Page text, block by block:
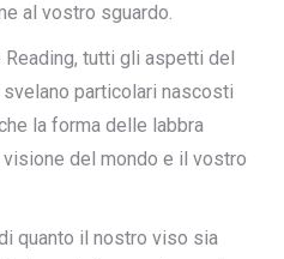
al vostro sguardo.
tutti gli aspetti del
particolari nascosti
la forma delle labbra
del mondo e il vostro
quanto il nostro viso sia